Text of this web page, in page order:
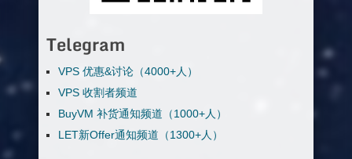
Telegram
VPS 优惠&讨论（4000+人）
VPS 收割者频道
BuyVM 补货通知频道（1000+人）
LET新Offer通知频道（1300+人）